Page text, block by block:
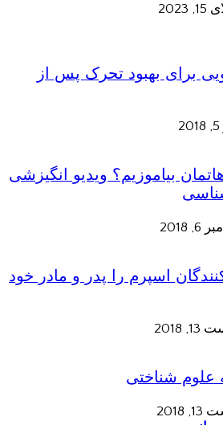
برای بهبود تحرک پس از
بیاموزیم؟ ویدیو انگیزشی
2018
اسپرم را پدر و مادر خود
2018
علوم شناختی
2018